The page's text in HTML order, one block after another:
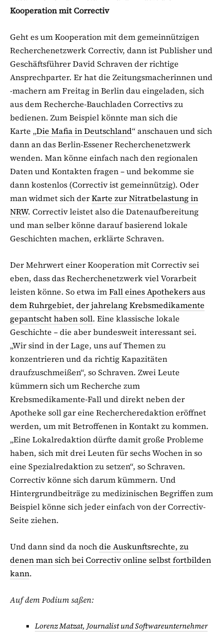
Kooperation mit Correctiv
Geht es um Kooperation mit dem gemeinnützigen
Recherchenetzwerk Correctiv, dann ist Publisher und
Geschäftsführer David Schraven der richtige
Ansprechparter. Er hat die Zeitungsmacherinnen und
-machern am Freitag in Berlin dau eingeladen, sich
aus dem Recherche-Bauchladen Correctivs zu
bedienen. Zum Beispiel könnte man sich die
Karte „Die Mafia in Deutschland“ anschauen und sich
dann an das Berlin-Essener Recherchenetzwerk
wenden. Man könne einfach nach den regionalen
Daten und Kontakten fragen – und bekomme sie
dann kostenlos (Correctiv ist gemeinnützig). Oder
man widmet sich derKarte zur Nitratbelastung in
NRW. Correctiv leistet also die Datenaufbereitung
und man selber könne darauf basierend lokale
Geschichten machen, erklärte Schraven.
Der Mehrwert einer Kooperation mit Correctiv sei
eben, dass das Recherchenetzwerk viel Vorarbeit
leisten könne. So etwa imFall eines Apothekers aus
dem Ruhrgebiet, der jahrelang Krebsmedikamente
gepantscht haben soll. Eine klassische lokale
Geschichte – die aber bundesweit interessant sei.
„Wir sind in der Lage, uns auf Themen zu
konzentrieren und da richtig Kapazitäten
draufzuschmeißen“, so Schraven. Zwei Leute
kümmern sich um Recherche zum
Krebsmedikamente-Fall und direkt neben der
Apotheke soll gar eine Rechercheredaktion eröffnet
werden, um mit Betroffenen in Kontakt zu kommen.
„Eine Lokalredaktion dürfte damit große Probleme
haben, sich mit drei Leuten für sechs Wochen in so
eine Spezialredaktion zu setzen“, so Schraven.
Correctiv könne sich darum kümmern. Und
Hintergrundbeiträge zu medizinischen Begriffen zum
Beispiel könne sich jeder einfach von der Correctiv-
Seite ziehen.
Und dann sind da nochdie Auskunftsrechte, zu
denen man sich bei Correctiv online selbst fortbilden
kann.
Auf dem Podium saßen:
Lorenz Matzat, Journalist und Softwareunternehmer